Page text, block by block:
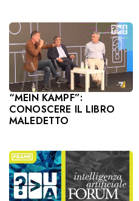
“MEIN KAMPF”:
CONOSCERE IL LIBRO
MALEDETTO